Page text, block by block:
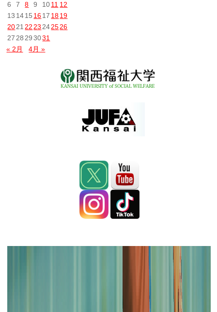
6
7 8 9 1011 12
13 1415 1617 1819
2021 22 23 242526
27 28 29 3031
« 2月
4月 »